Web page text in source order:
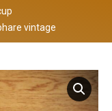
vintage